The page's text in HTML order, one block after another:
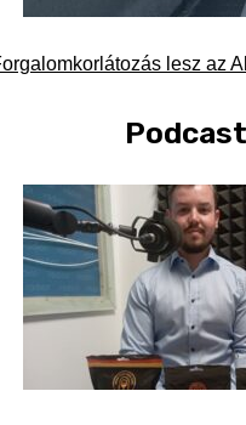
lesz az